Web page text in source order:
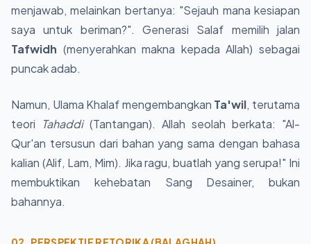
menjawab, melainkan bertanya: "Sejauh mana kesiapan
saya untuk beriman?". Generasi Salaf memilih jalan
Tafwidh (menyerahkan makna kepada Allah) sebagai
puncak adab.
Namun, Ulama Khalaf mengembangkan Ta'wil, terutama
teori
Tahaddi(Tantangan). Allah seolah berkata: "Al-
Qur'an tersusun dari bahan yang sama dengan bahasa
kalian (Alif, Lam, Mim). Jika ragu, buatlah yang serupa!" Ini
membuktikan kehebatan Sang Desainer, bukan
bahannya.